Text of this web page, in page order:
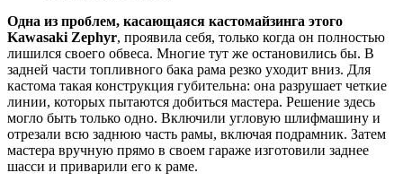
Одна из проблем, касающаяся кастомайзинга этого
Kawasaki Zephyr, проявила себя, только когда он полностью
лишился своего обвеса. Многие тут же остановились бы. В
задней части топливного бака рама резко уходит вниз. Для
кастома такая конструкция губительна: она разрушает четкие
линии, которых пытаются добиться мастера. Решение здесь
могло быть только одно. Включили угловую шлифмашину и
отрезали всю заднюю часть рамы, включая подрамник. Затем
мастера вручную прямо в своем гараже изготовили заднее
шасси и приварили его к раме.